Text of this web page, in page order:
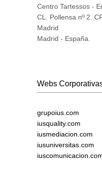
Centro Tartessos -
CL. Pollensa nº 2.
Madrid.
Madrid - España.
Webs
grupoius.com
iusquality.com
iusmediacion.com
iusuniversitas.com